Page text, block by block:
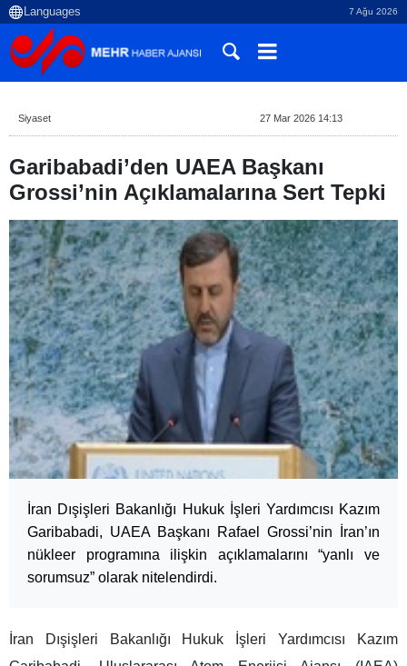
7 Ağu 2026
Siyaset 27 Mar 2026 14:13
Garibabadi’den UAEA Başkanı
Grossi’nin Açıklamalarına Sert Tepki
İran Dışişleri Bakanlığı Hukuk İşleri Yardımcısı Kazım
Garibabadi, UAEA Başkanı Rafael Grossi’nin İran’ın
nükleer programına ilişkin açıklamalarını “yanlı ve
sorumsuz” olarak nitelendirdi.
İran Dışişleri Bakanlığı Hukuk İşleri Yardımcısı Kazım